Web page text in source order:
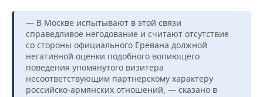
ВОДНЫЕ ВИДЫ СПОРТА
ХОККЕЙ С МЯЧОМ
ОБРАЗОВАНИЕ
ПРОИСШЕСТВИЯ
— В Москве испытывают в этой связи
справедливое негодование и считают отсутствие
со стороны официального Еревана должной
негативной оценки подобного вопиющего
поведения упомянутого визитера
несоответствующим партнерскому характеру
российско-армянских отношений, — сказано в